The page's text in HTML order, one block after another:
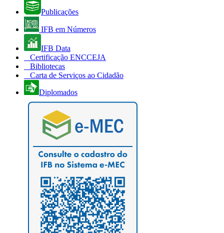
Publicações
IFB em Números
IFB Data
Certificação ENCCEJA
Bibliotecas
Carta de Serviços ao Cidadão
Diplomados